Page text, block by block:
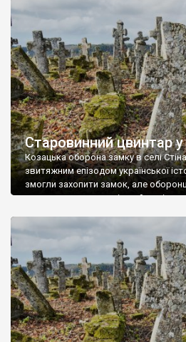
Старовинний цвинтар у
Козацька оборона замку в селі
звитяжним епізодом української
змогли захопити замок, але
поховали на цвинтарі, який тоді
ньому чимало хрестів 19 століття, є